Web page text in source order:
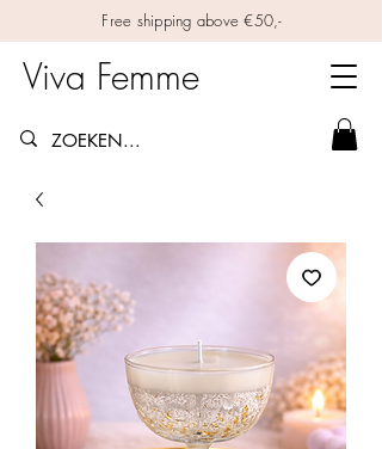
Free shipping above €50,-
Viva Femme